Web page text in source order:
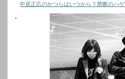
中居正広のかつらはいつから？禁断のハ